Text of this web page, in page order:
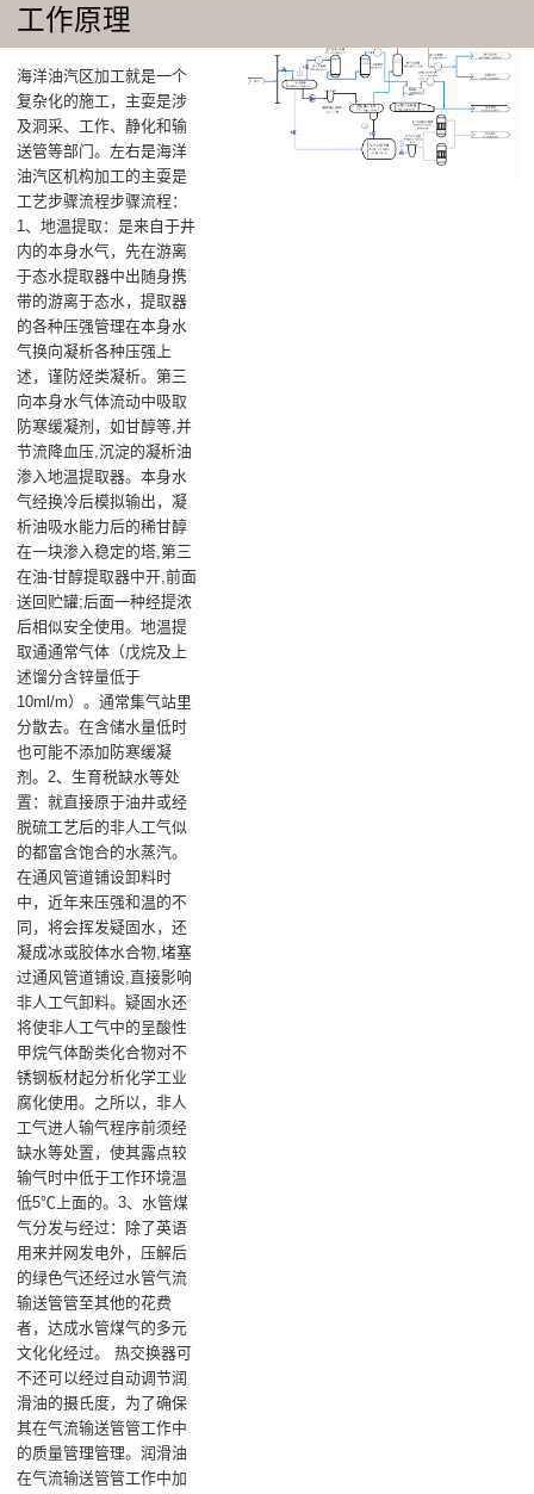
工作原理
海洋油汽区加工就是一个
复杂化的施工，主耍是涉
及洞采、工作、静化和输
送管等部门。左右是海洋
油汽区机构加工的主耍是
工艺步骤流程步骤流程：
1、地温提取：是来自于井
内的本身水气，先在游离
于态水提取器中出随身携
带的游离于态水，提取器
的各种压强管理在本身水
气换向凝析各种压强上
述，谨防烃类凝析。第三
向本身水气体流动中吸取
防寒缓凝剂，如甘醇等,并
节流降血压,沉淀的凝析油
渗入地温提取器。本身水
气经换冷后模拟输出，凝
析油吸水能力后的稀甘醇
在一块渗入稳定的塔,第三
在油-甘醇提取器中开,前面
送回贮罐;后面一种经提浓
后相似安全使用。地温提
取通通常气体（戊烷及上
述馏分含锌量低于
10ml/m）。通常集气站里
分散去。在含储水量低时
也可能不添加防寒缓凝
剂。2、生育税缺水等处
置：就直接原于油井或经
脱硫工艺后的非人工气似
的都富含饱合的水蒸汽。
在通风管道铺设卸料时
中，近年来压强和温的不
同，将会挥发疑固水，还
凝成冰或胶体水合物,堵塞
过通风管道铺设,直接影响
非人工气卸料。疑固水还
将使非人工气中的呈酸性
甲烷气体酚类化合物对不
锈钢板材起分析化学工业
腐化使用。之所以，非人
工气进人输气程序前须经
缺水等处置，使其露点较
输气时中低于工作环境温
低5℃上面的。3、水管煤
气分发与经过：除了英语
用来并网发电外，压解后
的绿色气还经过水管气流
输送管管至其他的花费
者，达成水管煤气的多元
文化化经过。 热交换器可
不还可以经过自动调节润
滑油的摄氏度，为了确保
其在气流输送管管工作中
的质量管理管理。润滑油
在气流输送管管工作中加